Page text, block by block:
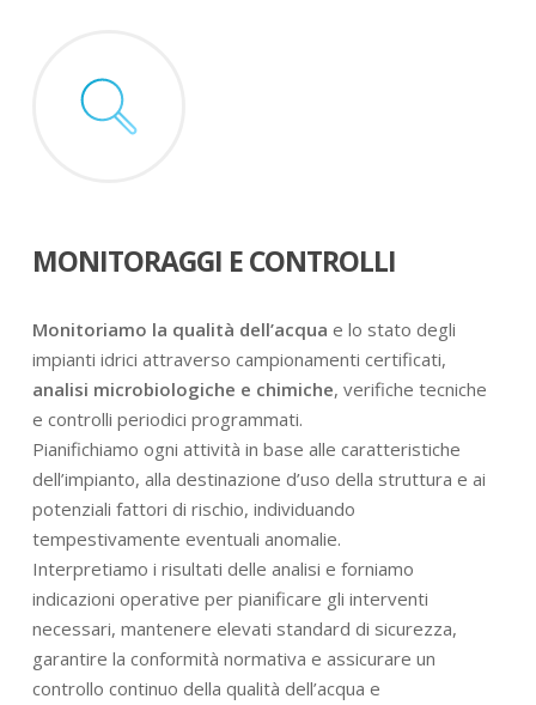
MONITORAGGI E CONTROLLI
Monitoriamo la qualità dell’acqua e lo stato degli
impianti idrici attraverso campionamenti certificati,
analisi microbiologiche e chimiche, verifiche tecniche
e controlli periodici programmati.
Pianifichiamo ogni attività in base alle caratteristiche
dell’impianto, alla destinazione d’uso della struttura e ai
potenziali fattori di rischio, individuando
tempestivamente eventuali anomalie.
Interpretiamo i risultati delle analisi e forniamo
indicazioni operative per pianificare gli interventi
necessari, mantenere elevati standard di sicurezza,
garantire la conformità normativa e assicurare un
controllo continuo della qualità dell’acqua e